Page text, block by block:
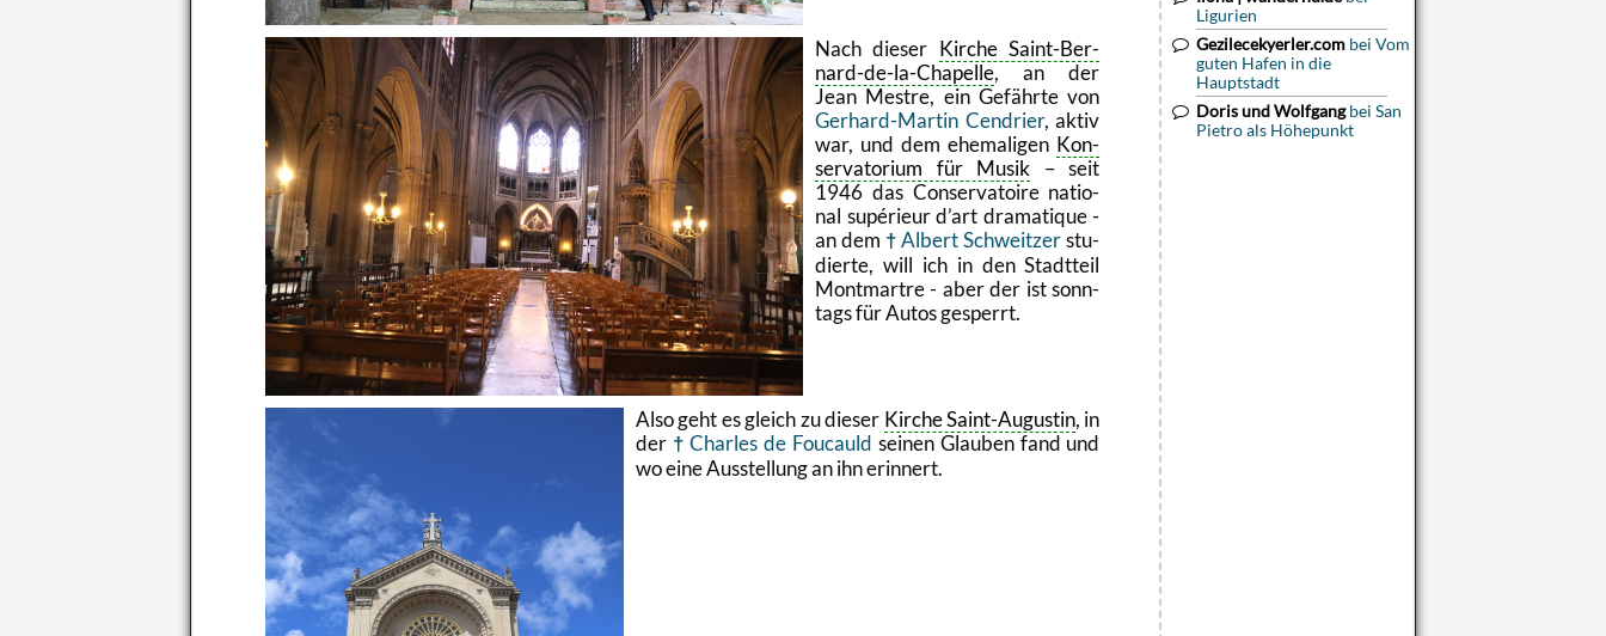
Nach die­ser Kir­che Saint-Ber­
nard-de-la-Cha­pel­le, an der
Jean Me­st­re, ein Ge­fähr­te von
Ger­hard-Mar­tin Cen­dri­er, aktiv
war, und dem ehe­ma­li­gen Kon­
ser­va­to­ri­um für Musik – seit
1946 das Con­ser­va­toire na­tio­
nal su­pé­ri­eur d’art dra­ma­tique -
an dem
Al­bert Schweit­zerstu­
dier­te, will ich in den Stadt­teil
Mont­mart­re - aber der ist sonn­
tags für Autos ge­sperrt.
Also geht es gleich zu die­ser Kir­che Saint-Au­gus­tin, in
der
Charles de Fou­cauld sei­nen Glau­ben fand und
wo eine Aus­stel­lung an ihn er­in­nert.
Ligurien
Gezilecekyerler.com bei Vom
guten Hafen in die
Hauptstadt
Doris und Wolfgangbei San
Pietro als Höhepunkt